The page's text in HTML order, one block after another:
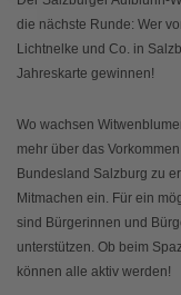
die nächste Runde: Wer
Lichtnelke und Co. in
Jahreskarte gewinnen!
Wo wachsen
mehr über das
Bundesland Salzburg zu
Mitmachen ein. Für ein
sind Bürgerinnen und
unterstützen. Ob beim
können alle aktiv werden!